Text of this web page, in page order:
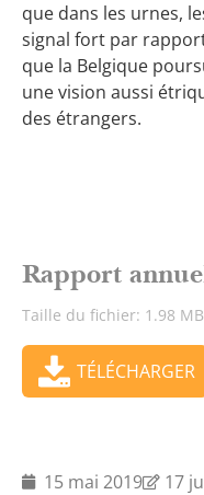
que dans les urnes,
signal fort par
que la Belgique
une vision aussi
des étrangers.
Rapport
Taille du fichier: 1.98 MB
TÉLÉCHARGER
15 mai 2019 17